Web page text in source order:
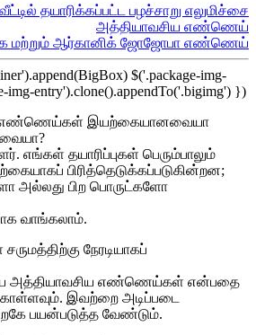
வீட்டில் தயாரிக்கப்பட்ட பழச்சாறு எலுமிச்சை
அத்தியாவசிய எண்ணெய்
மற்றும் ஆர்கானிக் ஜோஜோபா எண்ணெய்
$('.package-img-
img-entry').clone().appendTo('.bigimg') })
எண்ணெய்கள் இயற்கையானவையா
எங்கள் தயாரிப்புகள் பெரும்பாலும்
பிரித்தெடுக்கப்படுகின்றன;
அல்லது பிற பொருட்களோ
வாங்கலாம்.
நேரடியாகப்
அத்தியாவசிய எண்ணெய்கள் என்பதை
இவற்றை அடிப்படை
பயன்படுத்த வேண்டும்.